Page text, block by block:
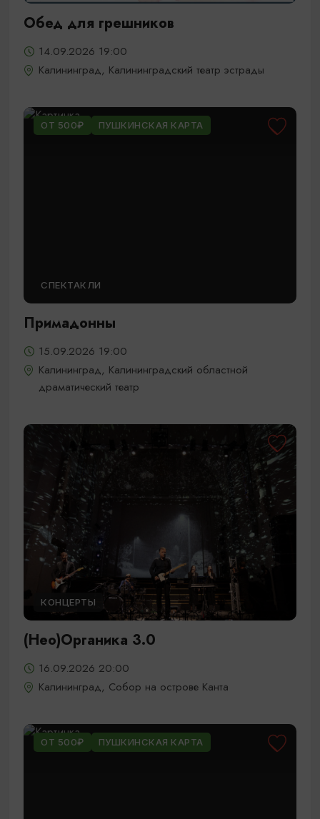
Обед для грешников
14.09.2026 19:00
Калининград, Калининградский театр эстрады
ОТ 500₽ ПУШКИНСКАЯ КАРТА
СПЕКТАКЛИ
Примадонны
15.09.2026 19:00
Калининград, Калининградский областной
драматический театр
КОНЦЕРТЫ
(Нео)Органика 3.0
16.09.2026 20:00
Калининград, Собор на острове Канта
ОТ 500₽ ПУШКИНСКАЯ КАРТА